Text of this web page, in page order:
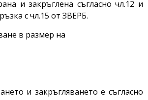
и закръглена съгласно чл.12 и
с чл.15 от ЗВЕРБ.
в размер на
и закръгляването е съгласно